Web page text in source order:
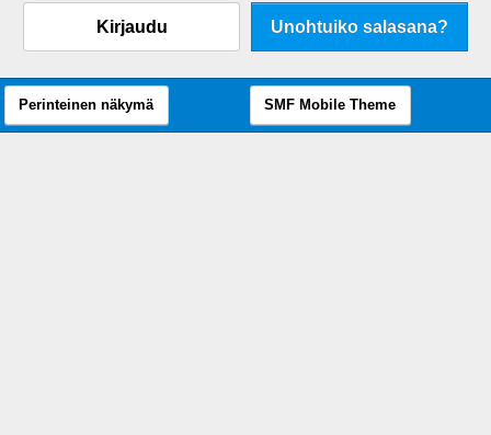
Kirjaudu Unohtuiko salasana?
Perinteinen näkymä SMF Mobile Theme